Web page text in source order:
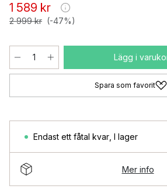
1 589 kr
2 999 kr (-47%)
Lägg i
Spara som favorit
Endast ett fåtal kvar I lager
Mer info